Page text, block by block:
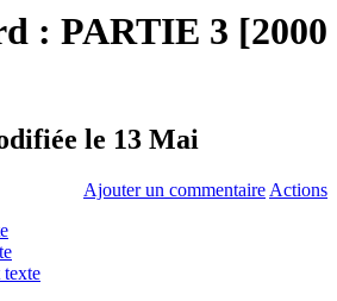
: PARTIE 3 [2000
le 13 Mai
Ajouter un commentaire Actions